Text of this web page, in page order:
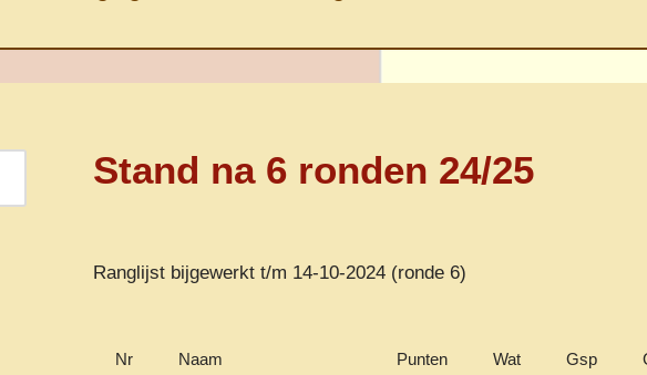
Stand na 6 ronden 24/25
Ranglijst bijgewerkt t/m 14-10-2024 (ronde 6)
Nr Naam Punten Wat Gsp